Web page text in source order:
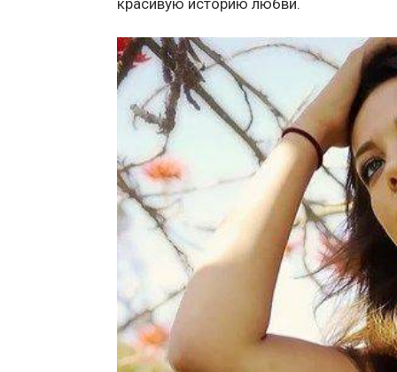
красивую историю любви.